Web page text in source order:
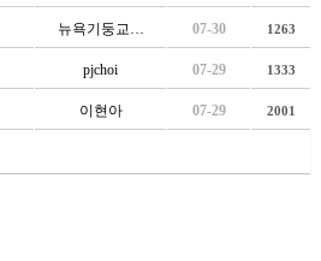
뉴욕기둥교… 07-30 1263
pjchoi 07-29 1333
이현아 07-29 2001